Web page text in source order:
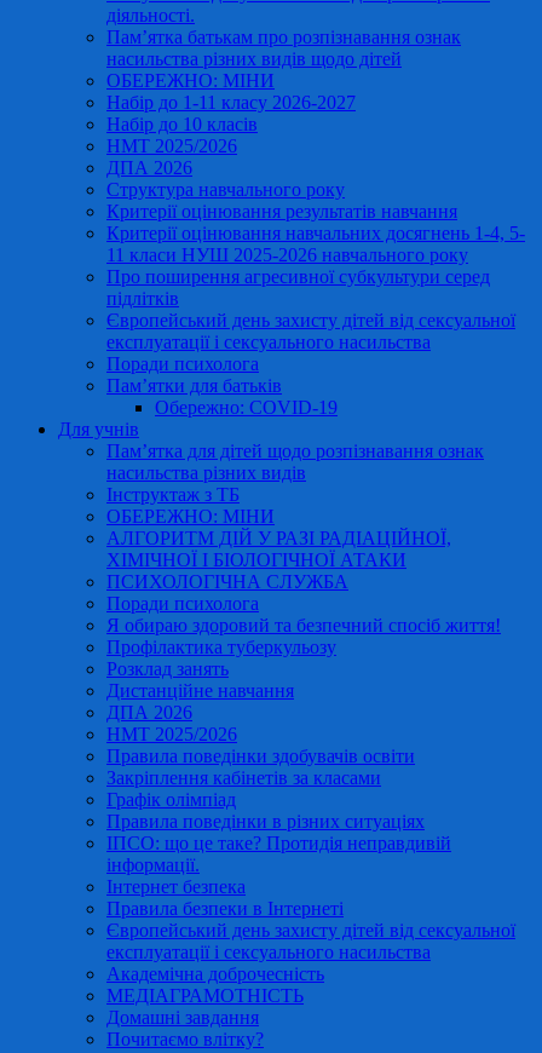
діяльності.
Пам’ятка батькам про розпізнавання ознак
насильства різних видів щодо дітей
ОБЕРЕЖНО: МІНИ
Набір до 1-11 класу 2026-2027
Набір до 10 класів
НМТ 2025/2026
ДПА 2026
Структура навчального року
Критерії оцінювання результатів навчання
Критерії оцінювання навчальних досягнень 1-4, 5-
11 класи НУШ 2025-2026 навчального року
Про поширення агресивної субкультури серед
підлітків
Європейський день захисту дітей від сексуальної
експлуатації і сексуального насильства
Поради психолога
Пам’ятки для батьків
Обережно: COVID-19
Для учнів
Пам’ятка для дітей щодо розпізнавання ознак
насильства різних видів
Інструктаж з ТБ
ОБЕРЕЖНО: МІНИ
АЛГОРИТМ ДІЙ У РАЗІ РАДІАЦІЙНОЇ,
ХІМІЧНОЇ І БІОЛОГІЧНОЇ АТАКИ
ПСИХОЛОГІЧНА СЛУЖБА
Поради психолога
Я обираю здоровий та безпечний спосіб життя!
Профілактика туберкульозу
Розклад занять
Дистанційне навчання
ДПА 2026
НМТ 2025/2026
Правила поведінки здобувачів освіти
Закріплення кабінетів за класами
Графік олімпіад
Правила поведінки в різних ситуаціях
ІПСО: що це таке? Протидія неправдивій
інформації.
Інтернет безпека
Правила безпеки в Інтернеті
Європейський день захисту дітей від сексуальної
експлуатації і сексуального насильства
Академічна доброчесність
МЕДІАГРАМОТНІСТЬ
Домашні завдання
Почитаємо влітку?